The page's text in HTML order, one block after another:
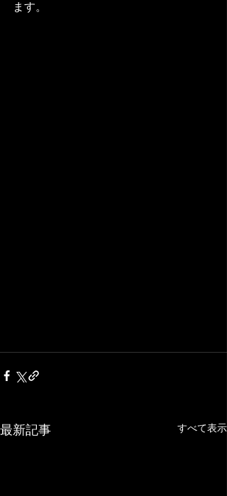
ます。
最新記事 すべて表示